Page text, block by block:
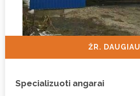
ŽR. DAUGIAU
Specializuoti angarai